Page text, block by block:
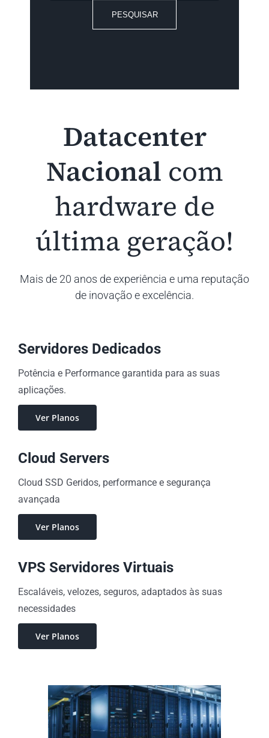
PESQUISAR
Datacenter
Nacional com
hardware de
última geração!
Mais de 20 anos de experiência e uma reputação
de inovação e excelência.
Servidores Dedicados
Potência e Performance garantida para as suas
aplicações.
Ver Planos
Cloud Servers
Cloud SSD Geridos, performance e segurança
avançada
Ver Planos
VPS Servidores Virtuais
Escaláveis, velozes, seguros, adaptados às suas
necessidades
Ver Planos